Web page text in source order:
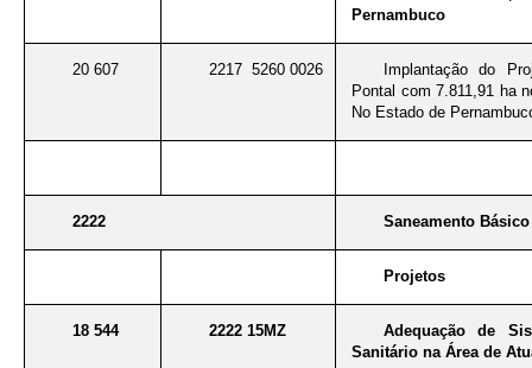
Pernambuco
20 607 2217 5260 0026
Implantação do
Pontal com 7.811,91 ha
No Estado de
2222 Saneamento Básico
Projetos
18 544 2222 15MZ
Adequação de
Sanitário na Área de